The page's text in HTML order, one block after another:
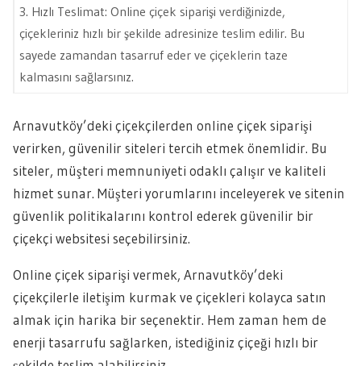
3. Hızlı Teslimat: Online çiçek siparişi verdiğinizde,
çiçekleriniz hızlı bir şekilde adresinize teslim edilir. Bu
sayede zamandan tasarruf eder ve çiçeklerin taze
kalmasını sağlarsınız.
Arnavutköy’deki çiçekçilerden online çiçek siparişi
verirken, güvenilir siteleri tercih etmek önemlidir. Bu
siteler, müşteri memnuniyeti odaklı çalışır ve kaliteli
hizmet sunar. Müşteri yorumlarını inceleyerek ve sitenin
güvenlik politikalarını kontrol ederek güvenilir bir
çiçekçi websitesi seçebilirsiniz.
Online çiçek siparişi vermek, Arnavutköy’deki
çiçekçilerle iletişim kurmak ve çiçekleri kolayca satın
almak için harika bir seçenektir. Hem zaman hem de
enerji tasarrufu sağlarken, istediğiniz çiçeği hızlı bir